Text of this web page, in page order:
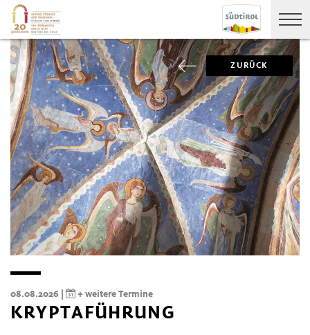
ZURÜCK
08.08.2026 | + weitere Termine
KRYPTAFÜHRUNG